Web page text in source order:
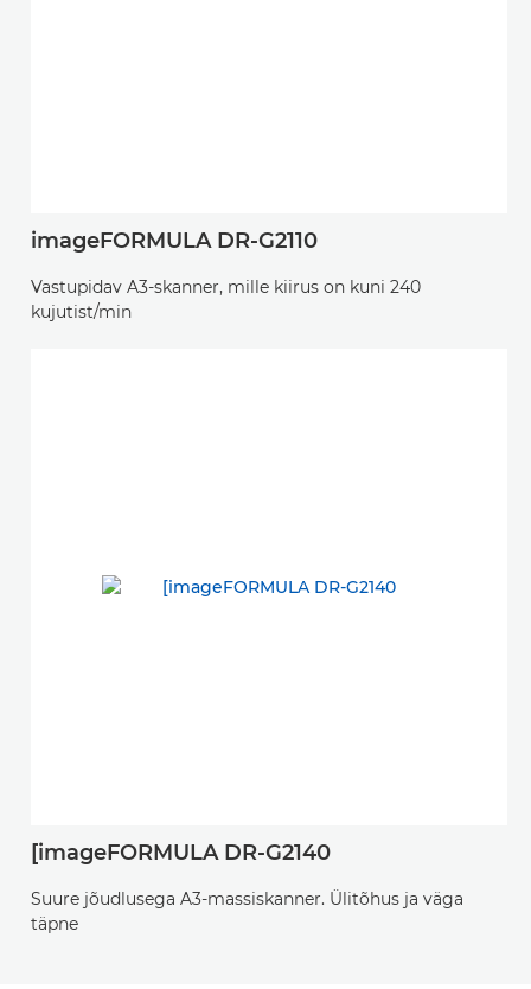
imageFORMULA DR-G2110
Vastupidav A3-skanner, mille kiirus on kuni 240
kujutist/min
[imageFORMULA DR-G2140
Suure jõudlusega A3-massiskanner. Ülitõhus ja väga
täpne